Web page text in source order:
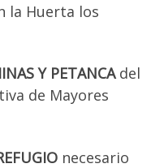
la Huerta los
Y PETANCAdel
de Mayores
necesario